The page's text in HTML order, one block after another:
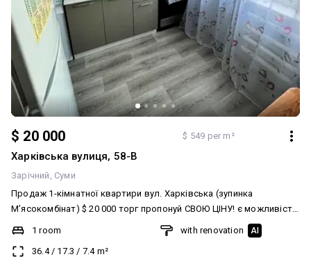
$ 20 000 $ 549 per m²
Харківська вулиця, 58-В
Зарічний Суми
Продаж 1-кімнатної квартири вул. Харківська (зупинка
Мʼясокомбінат) $ 20 000 торг пропонуй СВОЮ ЦІНУ! є можливість
придбати за програмою єВідновлення чи Житловий ваучер 1/9
тонах Пластикові вікна Замінена проводка. Нова сантехніка
1 room
36.4/ 17.3 / 7.4m²
with renovation AI